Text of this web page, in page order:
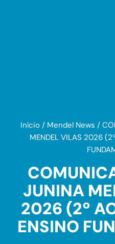
Início / Mendel News /
MENDEL VILAS 2026
JUNINA
2026 (2º
ENSINO